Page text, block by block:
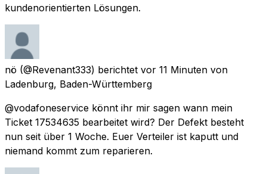
kundenorientierten Lösungen.
nö (@Revenant333) berichtet vor 11 Minuten von
Ladenburg, Baden-Württemberg
@vodafoneservice könnt ihr mir sagen wann mein
Ticket 17534635 bearbeitet wird? Der Defekt besteht
nun seit über 1 Woche. Euer Verteiler ist kaputt und
niemand kommt zum reparieren.